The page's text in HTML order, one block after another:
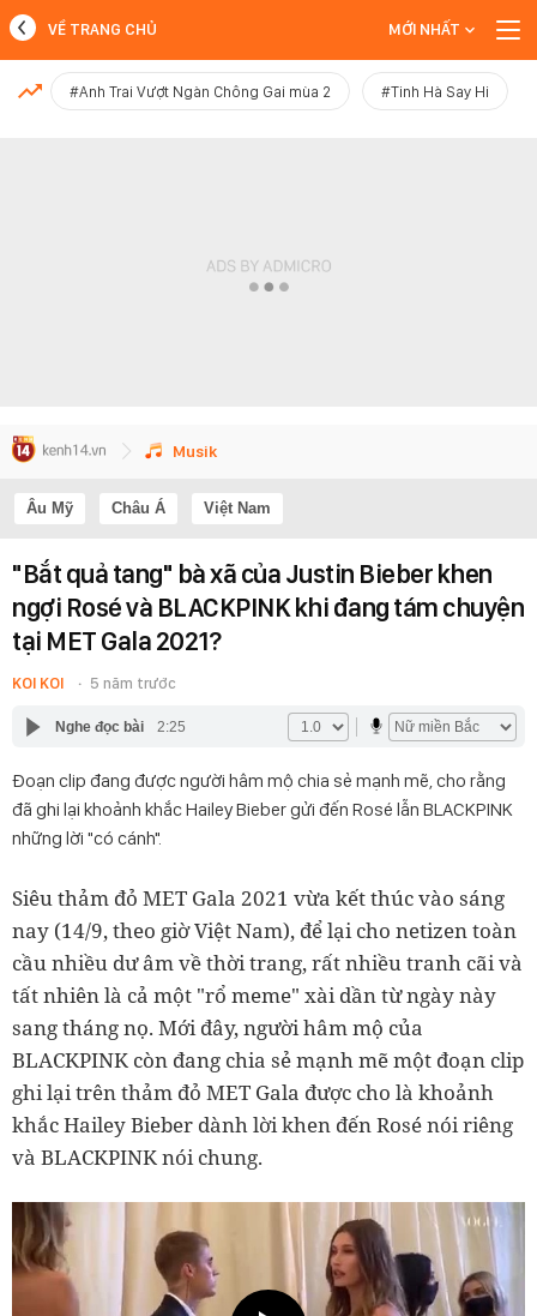
MỚI NHẤT
VỀ TRANG CHỦ MỚI NHẤT
#Anh Trai Vượt Ngàn Chông Gai mùa 2 #Tinh Hà Say Hi
Musik
Âu Mỹ Châu Á Việt Nam
"Bắt quả tang" bà xã của Justin Bieber khen
ngợi Rosé và BLACKPINK khi đang tám chuyện
tại MET Gala 2021?
KOI KOI 5 năm trước
Nghe đọc bài 2:25
Đoạn clip đang được người hâm mộ chia sẻ mạnh mẽ, cho rằng
đã ghi lại khoảnh khắc Hailey Bieber gửi đến Rosé lẫn BLACKPINK
những lời "có cánh".
Siêu thảm đỏ MET Gala 2021 vừa kết thúc vào sáng
nay (14/9, theo giờ Việt Nam), để lại cho netizen toàn
cầu nhiều dư âm về thời trang, rất nhiều tranh cãi và
tất nhiên là cả một "rổ meme" xài dần từ ngày này
sang tháng nọ. Mới đây, người hâm mộ của
BLACKPINK còn đang chia sẻ mạnh mẽ một đoạn clip
ghi lại trên thảm đỏ MET Gala được cho là khoảnh
khắc Hailey Bieber dành lời khen đến Rosé nói riêng
và BLACKPINK nói chung.